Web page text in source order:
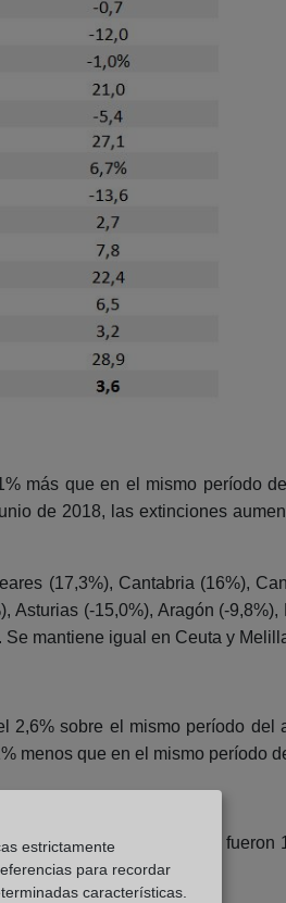
más que en el mismo período
de 2018, las extinciones
(17,3%), Cantabria (16%),
(-15,0%), Aragón (-9,8%),
mantiene igual en Ceuta y
sobre el mismo período del
menos que en el mismo período
entre abril y junio fueron
estrictamente
para recordar
características.